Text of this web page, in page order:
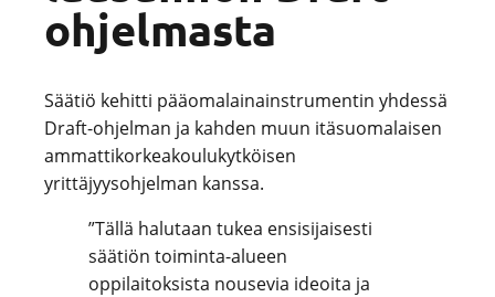
ohjelmasta
Säätiö kehitti pääomalainainstrumentin yhdessä
Draft-ohjelman ja kahden muun itäsuomalaisen
ammattikorkeakoulukytköisen
yrittäjyysohjelman kanssa.
”Tällä halutaan tukea ensisijaisesti
säätiön toiminta-alueen
oppilaitoksista nousevia ideoita ja